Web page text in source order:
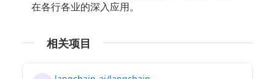
在各行各业的深入应用。
相关项目